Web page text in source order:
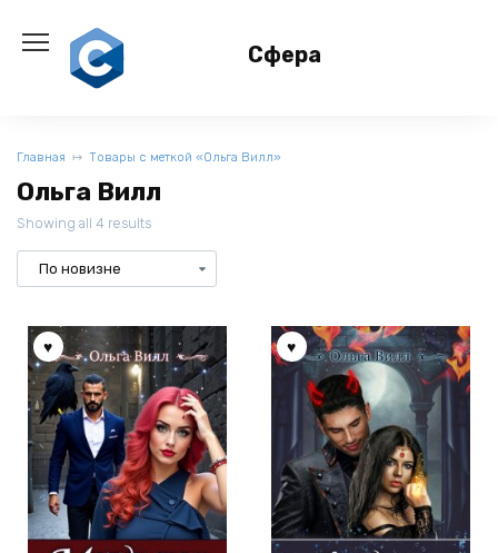
содержанию
Сфера
Главная Товары с меткой «Ольга Вилл»
Ольга Вилл
Showing all 4 results